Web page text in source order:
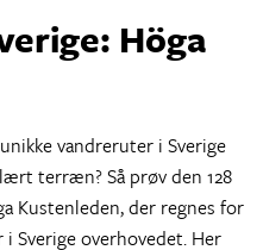
Höga
vandreruter i Sverige
terræn? Så prøv den 128
Kustenleden, der regnes for
Sverige overhovedet. Her